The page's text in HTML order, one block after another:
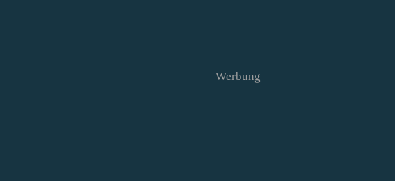
Werbung